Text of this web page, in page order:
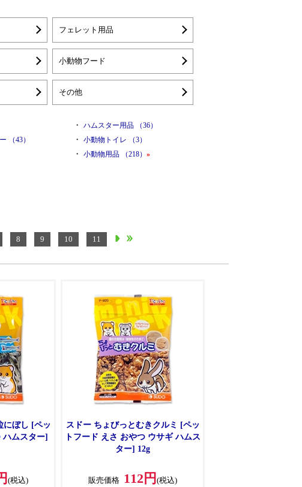
フェレット用品
小動物フード
その他
・ ハムスター用品 （36）
（43） ・ 小動物トイレ （3）
・ 小動物用品 （218） »
8 9 10 11
にぼし [ペッ
ハムスター]
(税込)
スドー ちょびっとむきクルミ [ペッ
トフード えさ おやつ ウサギ ハムス
ター] 12g
販売価格 112円 (税込)